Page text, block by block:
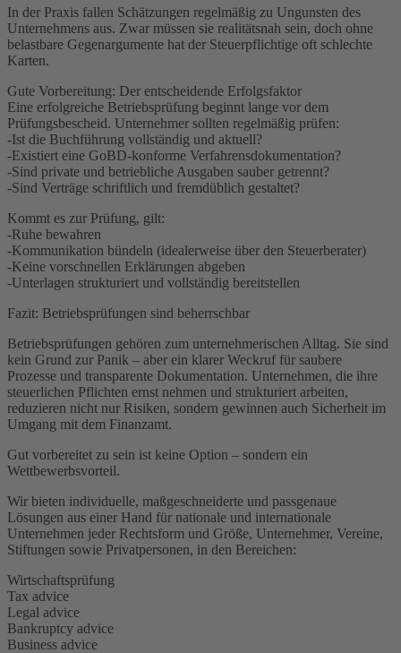
In der Praxis fallen Schätzungen regelmäßig zu Ungunsten des
Unternehmens aus. Zwar müssen sie realitätsnah sein, doch ohne
belastbare Gegenargumente hat der Steuerpflichtige oft schlechte
Karten.
Gute Vorbereitung: Der entscheidende Erfolgsfaktor
Eine erfolgreiche Betriebsprüfung beginnt lange vor dem
Prüfungsbescheid. Unternehmer sollten regelmäßig prüfen:
-Ist die Buchführung vollständig und aktuell?
-Existiert eine GoBD-konforme Verfahrensdokumentation?
-Sind private und betriebliche Ausgaben sauber getrennt?
-Sind Verträge schriftlich und fremdüblich gestaltet?
Kommt es zur Prüfung, gilt:
-Ruhe bewahren
-Kommunikation bündeln (idealerweise über den Steuerberater)
-Keine vorschnellen Erklärungen abgeben
-Unterlagen strukturiert und vollständig bereitstellen
Fazit: Betriebsprüfungen sind beherrschbar
Betriebsprüfungen gehören zum unternehmerischen Alltag. Sie sind
kein Grund zur Panik – aber ein klarer Weckruf für saubere
Prozesse und transparente Dokumentation. Unternehmen, die ihre
steuerlichen Pflichten ernst nehmen und strukturiert arbeiten,
reduzieren nicht nur Risiken, sondern gewinnen auch Sicherheit im
Umgang mit dem Finanzamt.
Gut vorbereitet zu sein ist keine Option – sondern ein
Wettbewerbsvorteil.
Wir bieten individuelle, maßgeschneiderte und passgenaue
Lösungen aus einer Hand für nationale und internationale
Unternehmen jeder Rechtsform und Größe, Unternehmer, Vereine,
Stiftungen sowie Privatpersonen, in den Bereichen:
Wirtschaftsprüfung
Tax advice
Legal advice
Bankruptcy advice
Business advice